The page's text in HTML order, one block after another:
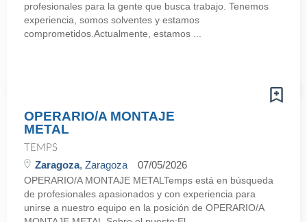
profesionales para la gente que busca trabajo. Tenemos
experiencia, somos solventes y estamos
comprometidos.Actualmente, estamos ...
OPERARIO/A MONTAJE
METAL
TEMPS
Zaragoza, Zaragoza 07/05/2026
OPERARIO/A MONTAJE METALTemps está en búsqueda
de profesionales apasionados y con experiencia para
unirse a nuestro equipo en la posición de OPERARIO/A